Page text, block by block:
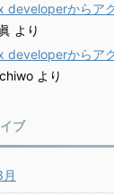
developerからア
より
developerからア
より
ブ